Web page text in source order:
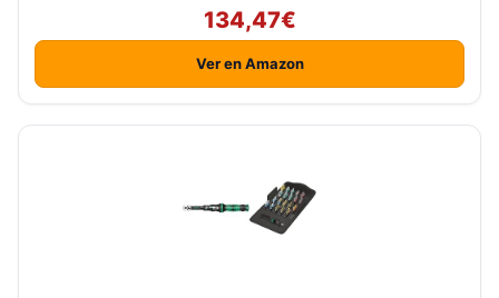
134,47€
Ver en Amazon